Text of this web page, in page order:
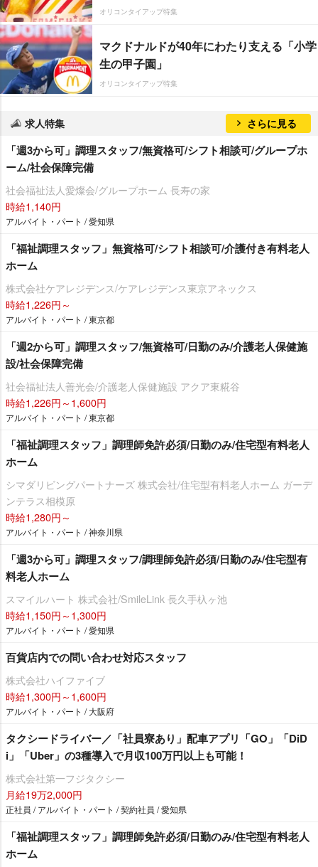
オリコンタイアップ特集
マクドナルドが40年にわたり支える「小学
生の甲子園」
オリコンタイアップ特集
求人特集 さらに見る
「週3から可」調理スタッフ/無資格可/シフト相談可/グループホ
ーム/社会保障完備
社会福祉法人愛燦会/グループホーム 長寿の家
時給1,140円
アルバイト・パート / 愛知県
「福祉調理スタッフ」無資格可/シフト相談可/介護付き有料老人
ホーム
株式会社ケアレジデンス/ケアレジデンス東京アネックス
時給1,226円～
アルバイト・パート / 東京都
「週2から可」調理スタッフ/無資格可/日勤のみ/介護老人保健施
設/社会保障完備
社会福祉法人善光会/介護老人保健施設 アクア東糀谷
時給1,226円～1,600円
アルバイト・パート / 東京都
「福祉調理スタッフ」調理師免許必須/日勤のみ/住宅型有料老人
ホーム
シマダリビングパートナーズ 株式会社/住宅型有料老人ホーム ガーデ
ンテラス相模原
時給1,280円～
アルバイト・パート / 神奈川県
「週3から可」調理スタッフ/調理師免許必須/日勤のみ/住宅型有
料老人ホーム
スマイルハート 株式会社/SmileLink 長久手杁ヶ池
時給1,150円～1,300円
アルバイト・パート / 愛知県
百貨店内での問い合わせ対応スタッフ
株式会社ハイファイブ
時給1,300円～1,600円
アルバイト・パート / 大阪府
タクシードライバー／「社員寮あり」配車アプリ「GO」「DiD
i」「Uber」の3種導入で月収100万円以上も可能！
株式会社第一フジタクシー
月給19万2,000円
正社員 / アルバイト・パート / 契約社員 / 愛知県
「福祉調理スタッフ」調理師免許必須/日勤のみ/住宅型有料老人
ホーム